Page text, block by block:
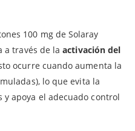
100 mg de Solaray
a través de laactivación del
ocurre cuando aumenta la
lo que evita la
y apoya el adecuado control